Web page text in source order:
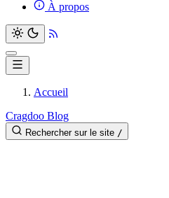
À propos
Accueil
Cragdoo Blog
Rechercher sur le site /